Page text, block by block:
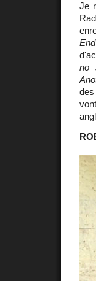
Je
no
des